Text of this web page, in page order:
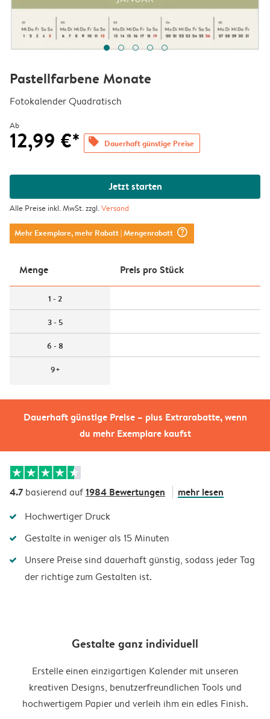
Dauerhaft günstige Preise – plus Extrarabatte, wenn
du mehr Exemplare kaufst
Pastellfarbene Monate
Fotokalender Quadratisch
Ab
12,99 €* offers Dauerhaft günstige Preise
Jetzt starten
Alle Preise inkl. MwSt. zzgl.Versand
Mehr Exemplare, mehr Rabatt| Mengenrabatt question_mark_circle
Menge Preis pro Stück
1 - 2
3 - 5
6 - 8
9+
4.7 basierend auf1984 Bewertungen mehr lesen
Hochwertiger Druck
Gestalte in weniger als 15 Minuten
Unsere Preise sind dauerhaft günstig, sodass jeder Tag
der richtige zum Gestalten ist.
Gestalte ganz individuell
Erstelle einen einzigartigen Kalender mit unseren
kreativen Designs, benutzerfreundlichen Tools und
hochwertigem Papier und verleih ihm ein edles Finish.